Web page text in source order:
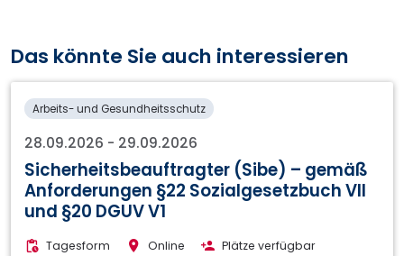
Das könnte Sie auch interessieren
Arbeits- und Gesundheitsschutz
28.09.2026 - 29.09.2026
Sicherheitsbeauftragter (Sibe) – gemäß
Anforderungen §22 Sozialgesetzbuch VII
und §20 DGUV V1
Tagesform Online Plätze verfügbar